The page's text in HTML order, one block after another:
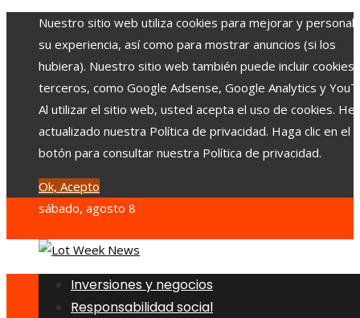
Nuestro sitio web utiliza cookies para mejorar y
su experiencia, así como para mostrar anuncios (si los
hubiera). Nuestro sitio web también puede incluir cookies
terceros, como Google Adsense, Google Analytics y
Al utilizar el sitio web, usted acepta el uso de cookies.
actualizado nuestra Política de privacidad. Haga clic en el
botón para consultar nuestra Política de privacidad.
Ok, Acepto
sábado, agosto 8
Inversiones y negocios
Responsabilidad social